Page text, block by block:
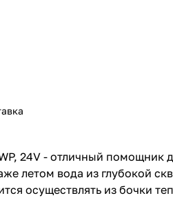
24V - отличный помощник
летом вода из глубокой
осуществлять из бочки